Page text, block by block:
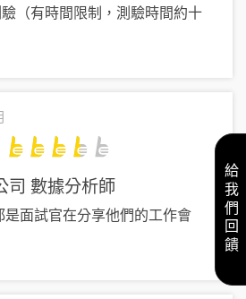
（有時間限制，測驗時間約十
司 數據分析師
面試官在分享他們的工作會
給我們回饋